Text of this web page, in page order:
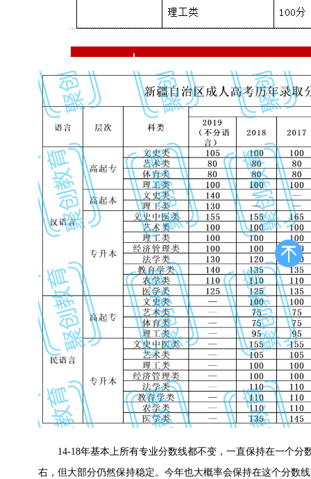
14-18年基本上所有专业分数线都不变，一直保持在一个分
右，但大部分仍然保持稳定。今年也大概率会保持在这个分数